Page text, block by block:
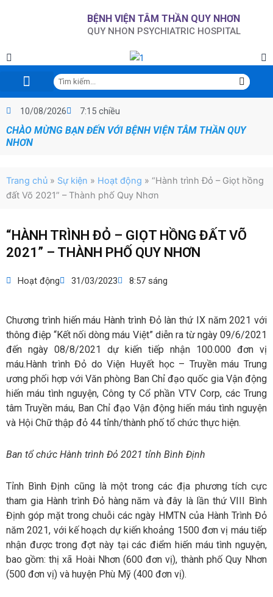
BỆNH VIỆN TÂM THẦN QUY NHƠN
QUY NHON PSYCHIATRIC HOSPITAL
Tìm
10/08/2026
7:15 chiều
CHÀO MỪNG BẠN ĐẾN VỚI BỆNH VIỆN TÂM THẦN QUY
NHƠN
Trang chủ » Sự kiện » Hoạt động » “Hành trình Đỏ – Giọt hồng
đất Võ 2021” – Thành phố Quy Nhơn
“HÀNH TRÌNH ĐỎ – GIỌT HỒNG ĐẤT VÕ
2021” – THÀNH PHỐ QUY NHƠN
Hoạt động 31/03/2023 8:57 sáng
Chương trình hiến máu Hành trình Đỏ làn thứ IX năm 2021 với
thông điệp “Kết nối dòng máu Việt” diễn ra từ ngày 09/6/2021
đến ngày 08/8/2021 dự kiến tiếp nhận 100.000 đơn vị
máu.Hành trình Đỏ do Viện Huyết học – Truyền máu Trung
ương phối hợp với Văn phòng Ban Chỉ đạo quốc gia Vận động
hiến máu tình nguyện, Công ty Cổ phần VTV Corp, các Trung
tâm Truyền máu, Ban Chỉ đạo Vận động hiến máu tình nguyện
và Hội Chữ thập đỏ 44 tỉnh/thành phố tổ chức thực hiện.
Ban tổ chức Hành trình Đỏ 2021 tỉnh Bình Định
Tỉnh Bình Định cũng là một trong các địa phương tích cực
tham gia Hành trình Đỏ hàng năm và đây là lần thứ VIII Bình
Định góp mặt trong chuỗi các ngày HMTN của Hành Trình Đỏ
năm 2021, với kế hoạch dự kiến khoảng 1500 đơn vị máu tiếp
nhận được trong đợt này tại các điểm hiến máu tình nguyện,
bao gồm: thị xã Hoài Nhơn (600 đơn vị), thành phố Quy Nhơn
(500 đơn vị) và huyện Phù Mỹ (400 đơn vị).